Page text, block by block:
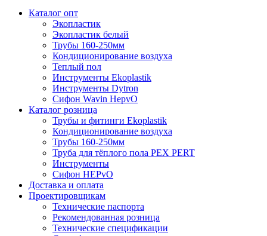
Каталог опт
Экопластик
Экопластик белый
Трубы 160-250мм
Кондиционирование воздуха
Теплый пол
Инструменты Ekoplastik
Инструменты Dytron
Сифон Wavin HepvO
Каталог розница
Трубы и фитинги Ekoplastik
Кондиционирование воздуха
Трубы 160-250мм
Труба для тёплого пола PEX PERT
Инструменты
Сифон HEPvO
Доставка и оплата
Проектировщикам
Технические паспорта
Рекомендованная розница
Технические спецификации